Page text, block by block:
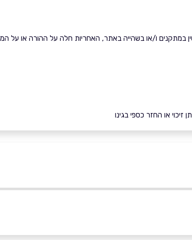
ו/או בשהייה באתר, האחריות חלה על ההורה או על
או החזר כספי בגינו